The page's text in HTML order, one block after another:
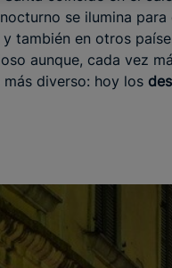
se ilumina para
también en otros
aunque, cada vez
diverso: hoy los